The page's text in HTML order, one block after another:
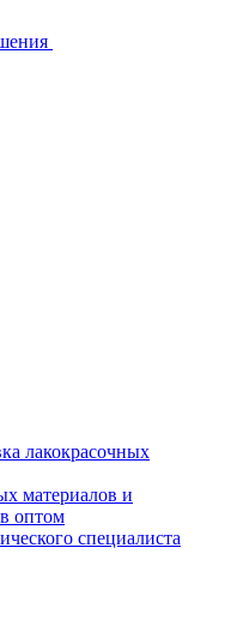
лакокрасочных
материалов и
оптом
специалиста